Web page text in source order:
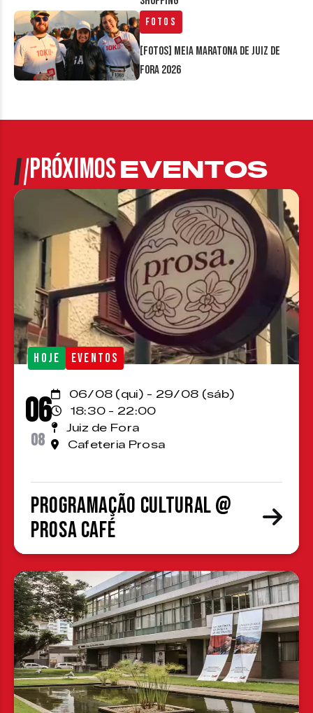
Fotos
[FOTOS] Meia Maratona de Juiz de
Fora 2026
PRÓXIMOSEVENTOS
HOJE EVENTOS
06
08
06/08 (qui) - 29/08 (sáb)
18:30 - 22:00
Juiz de Fora
Cafeteria Prosa
Programação cultural @
Prosa Café